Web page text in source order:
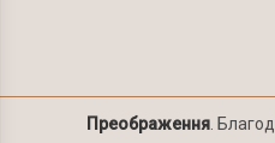
Преображення.